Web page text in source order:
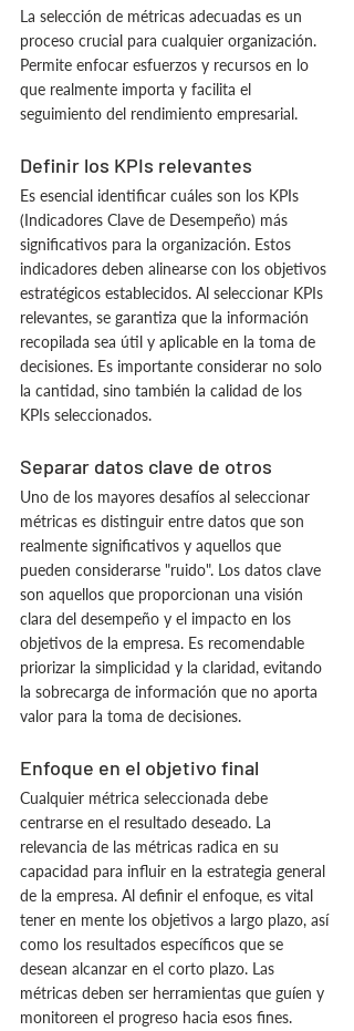
La selección de métricas adecuadas es un
proceso crucial para cualquier organización.
Permite enfocar esfuerzos y recursos en lo
que realmente importa y facilita el
seguimiento del rendimiento empresarial.
Definir los KPIs relevantes
Es esencial identificar cuáles son los KPIs
(Indicadores Clave de Desempeño) más
significativos para la organización. Estos
indicadores deben alinearse con los objetivos
estratégicos establecidos. Al seleccionar KPIs
relevantes, se garantiza que la información
recopilada sea útil y aplicable en la toma de
decisiones. Es importante considerar no solo
la cantidad, sino también la calidad de los
KPIs seleccionados.
Separar datos clave de otros
Uno de los mayores desafíos al seleccionar
métricas es distinguir entre datos que son
realmente significativos y aquellos que
pueden considerarse "ruido". Los datos clave
son aquellos que proporcionan una visión
clara del desempeño y el impacto en los
objetivos de la empresa. Es recomendable
priorizar la simplicidad y la claridad, evitando
la sobrecarga de información que no aporta
valor para la toma de decisiones.
Enfoque en el objetivo final
Cualquier métrica seleccionada debe
centrarse en el resultado deseado. La
relevancia de las métricas radica en su
capacidad para influir en la estrategia general
de la empresa. Al definir el enfoque, es vital
tener en mente los objetivos a largo plazo, así
como los resultados específicos que se
desean alcanzar en el corto plazo. Las
métricas deben ser herramientas que guíen y
monitoreen el progreso hacia esos fines.